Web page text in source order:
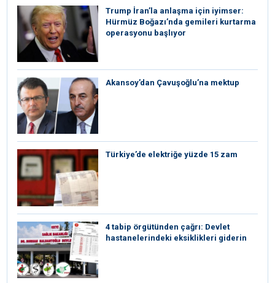
Trump İran’la anlaşma için iyimser:
Hürmüz Boğazı’nda gemileri kurtarma
operasyonu başlıyor
Akansoy’dan Çavuşoğlu’na mektup
Türkiye’de elektriğe yüzde 15 zam
4 tabip örgütünden çağrı: Devlet
hastanelerindeki eksiklikleri giderin